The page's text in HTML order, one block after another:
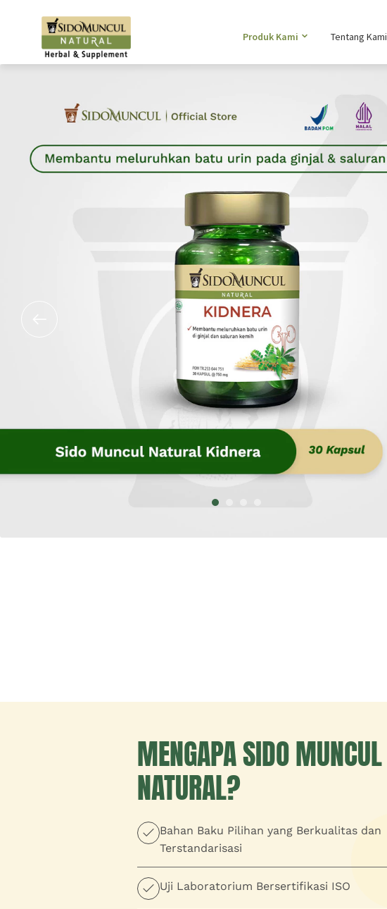
Produk Kami Tentang Kami
1
MENGAPA SIDO MUNCUL
NATURAL?
Bahan Baku Pilihan yang Berkualitas dan
Terstandarisasi
Uji Laboratorium Bersertifikasi ISO